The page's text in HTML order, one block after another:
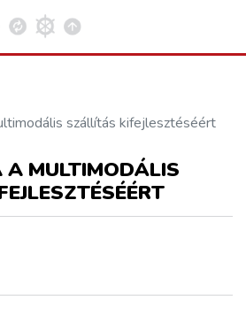
Kosár megtekintése
szállítás kifejlesztéséért
A MULTIMODÁLIS